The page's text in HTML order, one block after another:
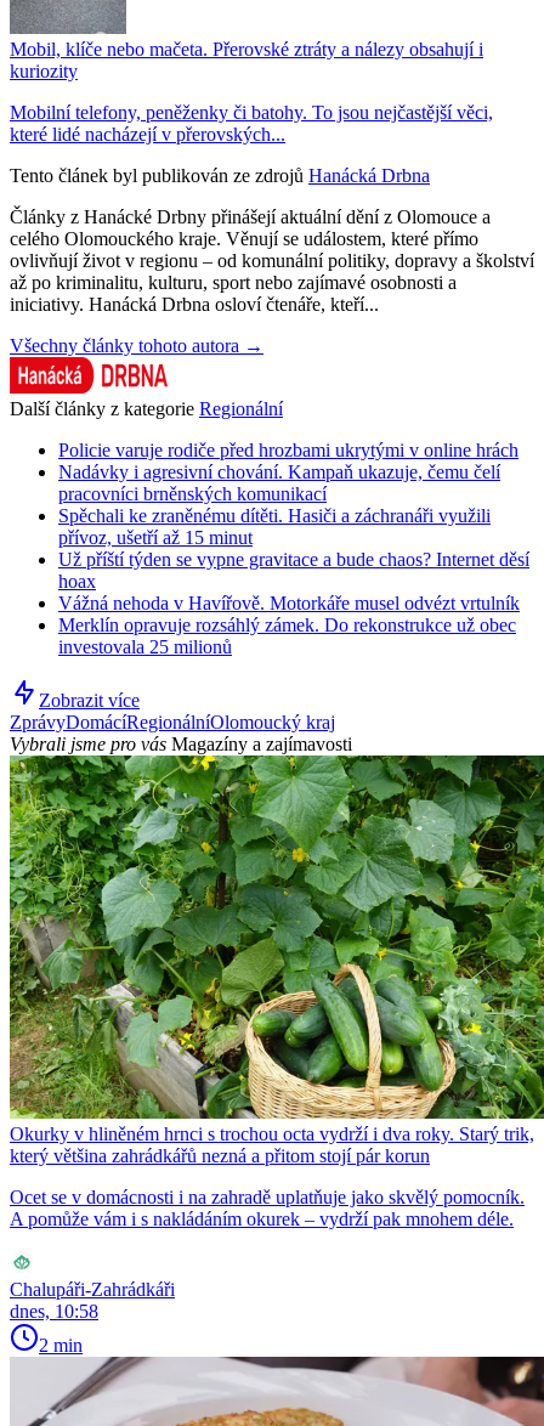
Mobil, klíče nebo mačeta. Přerovské ztráty a nálezy obsahují i
kuriozity
Mobilní telefony, peněženky či batohy. To jsou nejčastější věci,
které lidé nacházejí v přerovských...
Tento článek byl publikován ze zdrojů Hanácká Drbna
Články z Hanácké Drbny přinášejí aktuální dění z Olomouce a
celého Olomouckého kraje. Věnují se událostem, které přímo
ovlivňují život v regionu – od komunální politiky, dopravy a školství
až po kriminalitu, kulturu, sport nebo zajímavé osobnosti a
iniciativy. Hanácká Drbna osloví čtenáře, kteří...
Všechny články tohoto autora →
Další články z kategorie Regionální
Policie varuje rodiče před hrozbami ukrytými v online hrách
Nadávky i agresivní chování. Kampaň ukazuje, čemu čelí
pracovníci brněnských komunikací
Spěchali ke zraněnému dítěti. Hasiči a záchranáři využili
přívoz, ušetří až 15 minut
Už příští týden se vypne gravitace a bude chaos? Internet děsí
hoax
Vážná nehoda v Havířově. Motorkáře musel odvézt vrtulník
Merklín opravuje rozsáhlý zámek. Do rekonstrukce už obec
investovala 25 milionů
Zobrazit více
ZprávyDomácíRegionálníOlomoucký kraj
Vybrali jsme pro vás Magazíny a zajímavosti
Okurky v hliněném hrnci s trochou octa vydrží i dva roky. Starý trik,
který většina zahrádkářů nezná a přitom stojí pár korun
Ocet se v domácnosti i na zahradě uplatňuje jako skvělý pomocník.
A pomůže vám i s nakládáním okurek – vydrží pak mnohem déle.
Chalupáři-Zahrádkáři
dnes, 10:58
2 min